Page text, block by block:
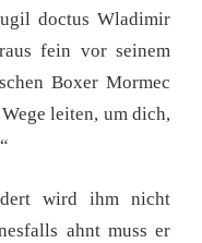
doctus Wladimir
fein vor seinem
Boxer Mormec
leiten, um dich,
wird ihm nicht
ahnt muss er